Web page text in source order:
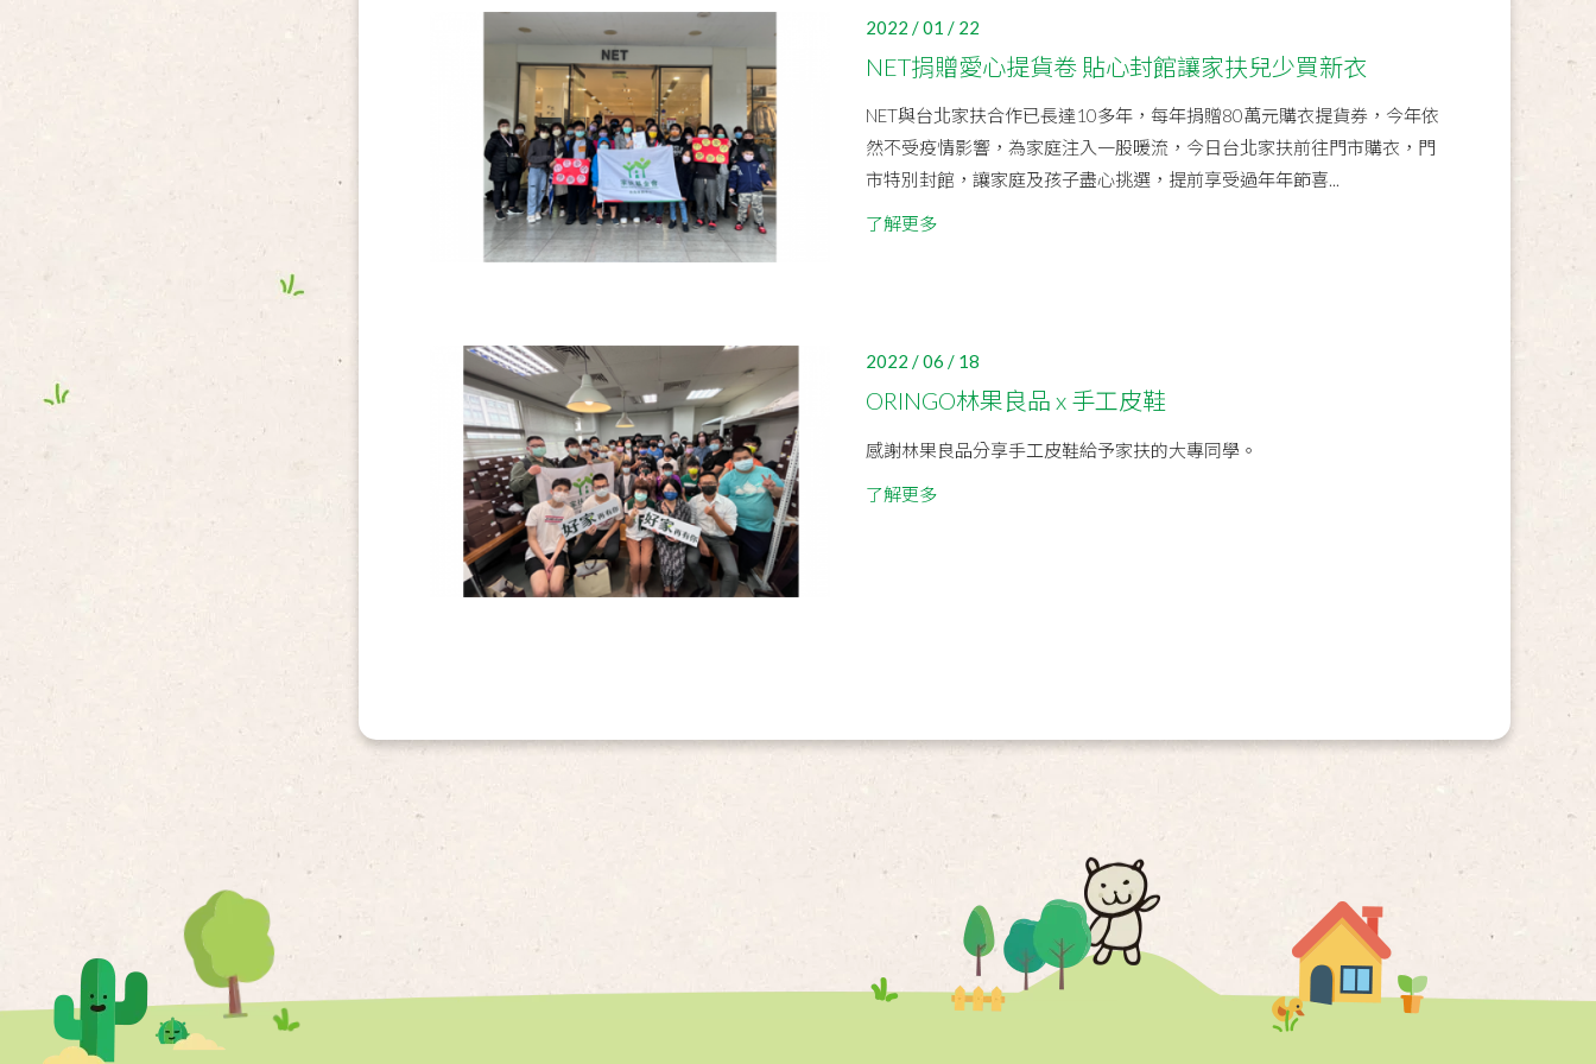
2022 / 01 / 22
NET捐贈愛心提貨卷 貼心封館讓家扶兒少買新衣
NET與台北家扶合作已長達10多年，每年捐贈80萬元購衣提貨券，今年依
然不受疫情影響，為家庭注入一股暖流，今日台北家扶前往門市購衣，門
市特別封館，讓家庭及孩子盡心挑選，提前享受過年年節喜...
了解更多
2022 / 06 / 18
ORINGO林果良品 x 手工皮鞋
感謝林果良品分享手工皮鞋給予家扶的大專同學。
了解更多